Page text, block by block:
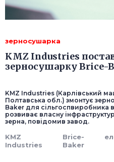
зерносушарка
KMZ Industries
зерносушарку Brice-
KMZ Industries (Карлівський
Полтавська обл.) змонтує
Baker для сільгоспвиробника
розвиває власну
зерна, повідомив завод.
KMZ
Industries
Brice-
Baker